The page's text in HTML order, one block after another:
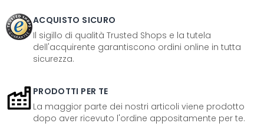
ACQUISTO SICURO
Il sigillo di qualità Trusted Shops e la tutela
dell'acquirente garantiscono ordini online in tutta
sicurezza.
PRODOTTI PER TE
La maggior parte dei nostri articoli viene prodotto
dopo aver ricevuto l'ordine appositamente per te.